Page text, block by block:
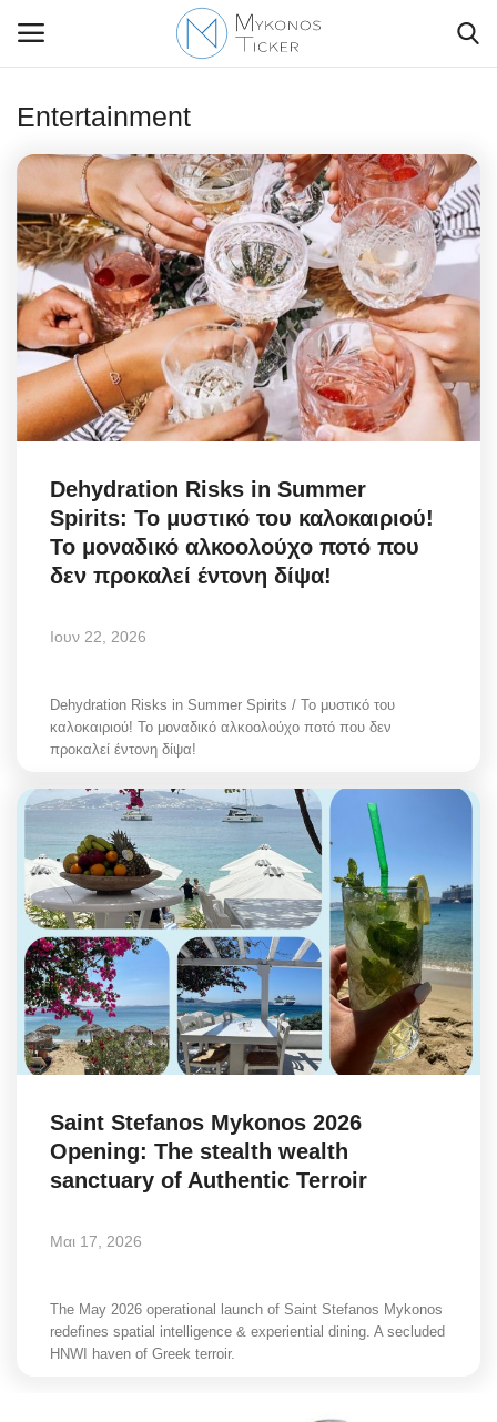
Contact Us
Politique
Business
Travel
World
Greece
Entertainment
Arts & Culture
Mykonos Ticker TV
Sport
Sustainability
Health
In Pictures
Science & Tech
Σεβασμιώτατος Δωρόθεος Β’
Cost Of Living Crisis
Opinion + Analysis
L’Art des Sens
Entertainment
Dehydration Risks in Summer
Spirits: Το μυστικό του καλοκαιριού!
Το μοναδικό αλκοολούχο ποτό που
δεν προκαλεί έντονη δίψα!
Ιουν 22, 2026
Dehydration Risks in Summer Spirits / Το μυστικό του
καλοκαιριού! Το μοναδικό αλκοολούχο ποτό που δεν
προκαλεί έντονη δίψα!
Saint Stefanos Mykonos 2026
Opening: The stealth wealth
sanctuary of Authentic Terroir
Μαι 17, 2026
The May 2026 operational launch of Saint Stefanos Mykonos
redefines spatial intelligence & experiential dining. A secluded
HNWI haven of Greek terroir.